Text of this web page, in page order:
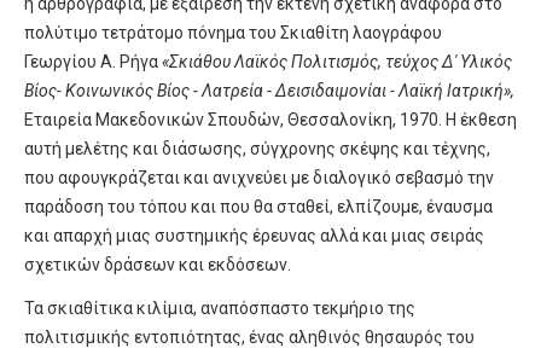
πολύτιμο τετράτομο πόνημα του Σκιαθίτη λαογράφου
Γεωργίου Α. Ρήγα«Σκιάθου Λαϊκός Πολιτισμός, τεύχος Δ' Υλικός
Βίος- Κοινωνικός Βίος - Λατρεία - Δεισιδαιμονίαι - Λαϊκή Ιατρική»,
Εταιρεία Μακεδονικών Σπουδών, Θεσσαλονίκη, 1970. Η έκθεση
αυτή μελέτης και διάσωσης, σύγχρονης σκέψης και τέχνης,
που αφουγκράζεται και ανιχνεύει με διαλογικό σεβασμό την
παράδοση του τόπου και που θα σταθεί, ελπίζουμε, έναυσμα
και απαρχή μιας συστημικής έρευνας αλλά και μιας σειράς
σχετικών δράσεων και εκδόσεων.
Τα σκιαθίτικα κιλίμια, αναπόσπαστο τεκμήριο της
πολιτισμικής εντοπιότητας, ένας αληθινός θησαυρός του